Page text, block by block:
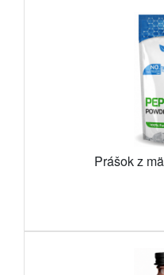
Prášok z